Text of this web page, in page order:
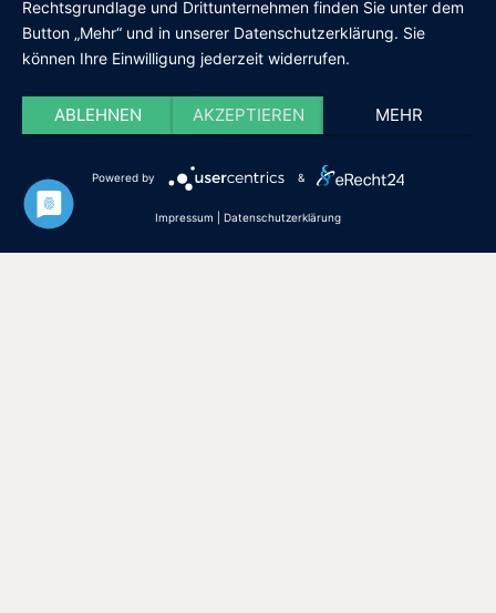
Datenschutz
Impressum
Cookie-Einstellungen
© 2020 – Julius Echter Seniorenstift. Alle Rechte vorbehalten.
Rechtsgrundlage und Drittunternehmen finden Sie unter dem
Button „Mehr“ und in unserer Datenschutzerklärung. Sie
können Ihre Einwilligung jederzeit widerrufen.
ABLEHNEN AKZEPTIEREN MEHR
Powered by &
Impressum Datenschutzerklärung